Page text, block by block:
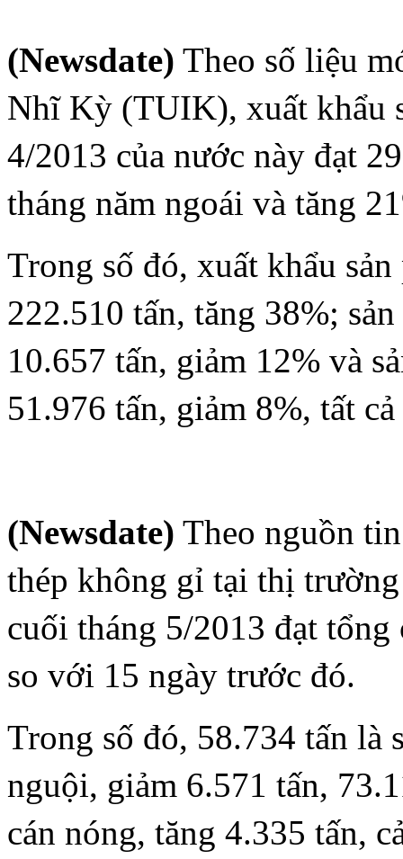
(Newsdate) Theo số liệu
Nhĩ Kỳ (TUIK), xuất khẩu
4/2013 của nước này đạt
tháng năm ngoái và tăng
Trong số đó, xuất khẩu
222.510 tấn, tăng 38%;
10.657 tấn, giảm 12% và
51.976 tấn, giảm 8%, tất
(Newsdate) Theo nguồn
thép không gỉ tại thị
cuối tháng 5/2013 đạt
so với 15 ngày trước đó.
Trong số đó, 58.734 tấn là
nguội, giảm 6.571 tấn,
cán nóng, tăng 4.335 tấn,